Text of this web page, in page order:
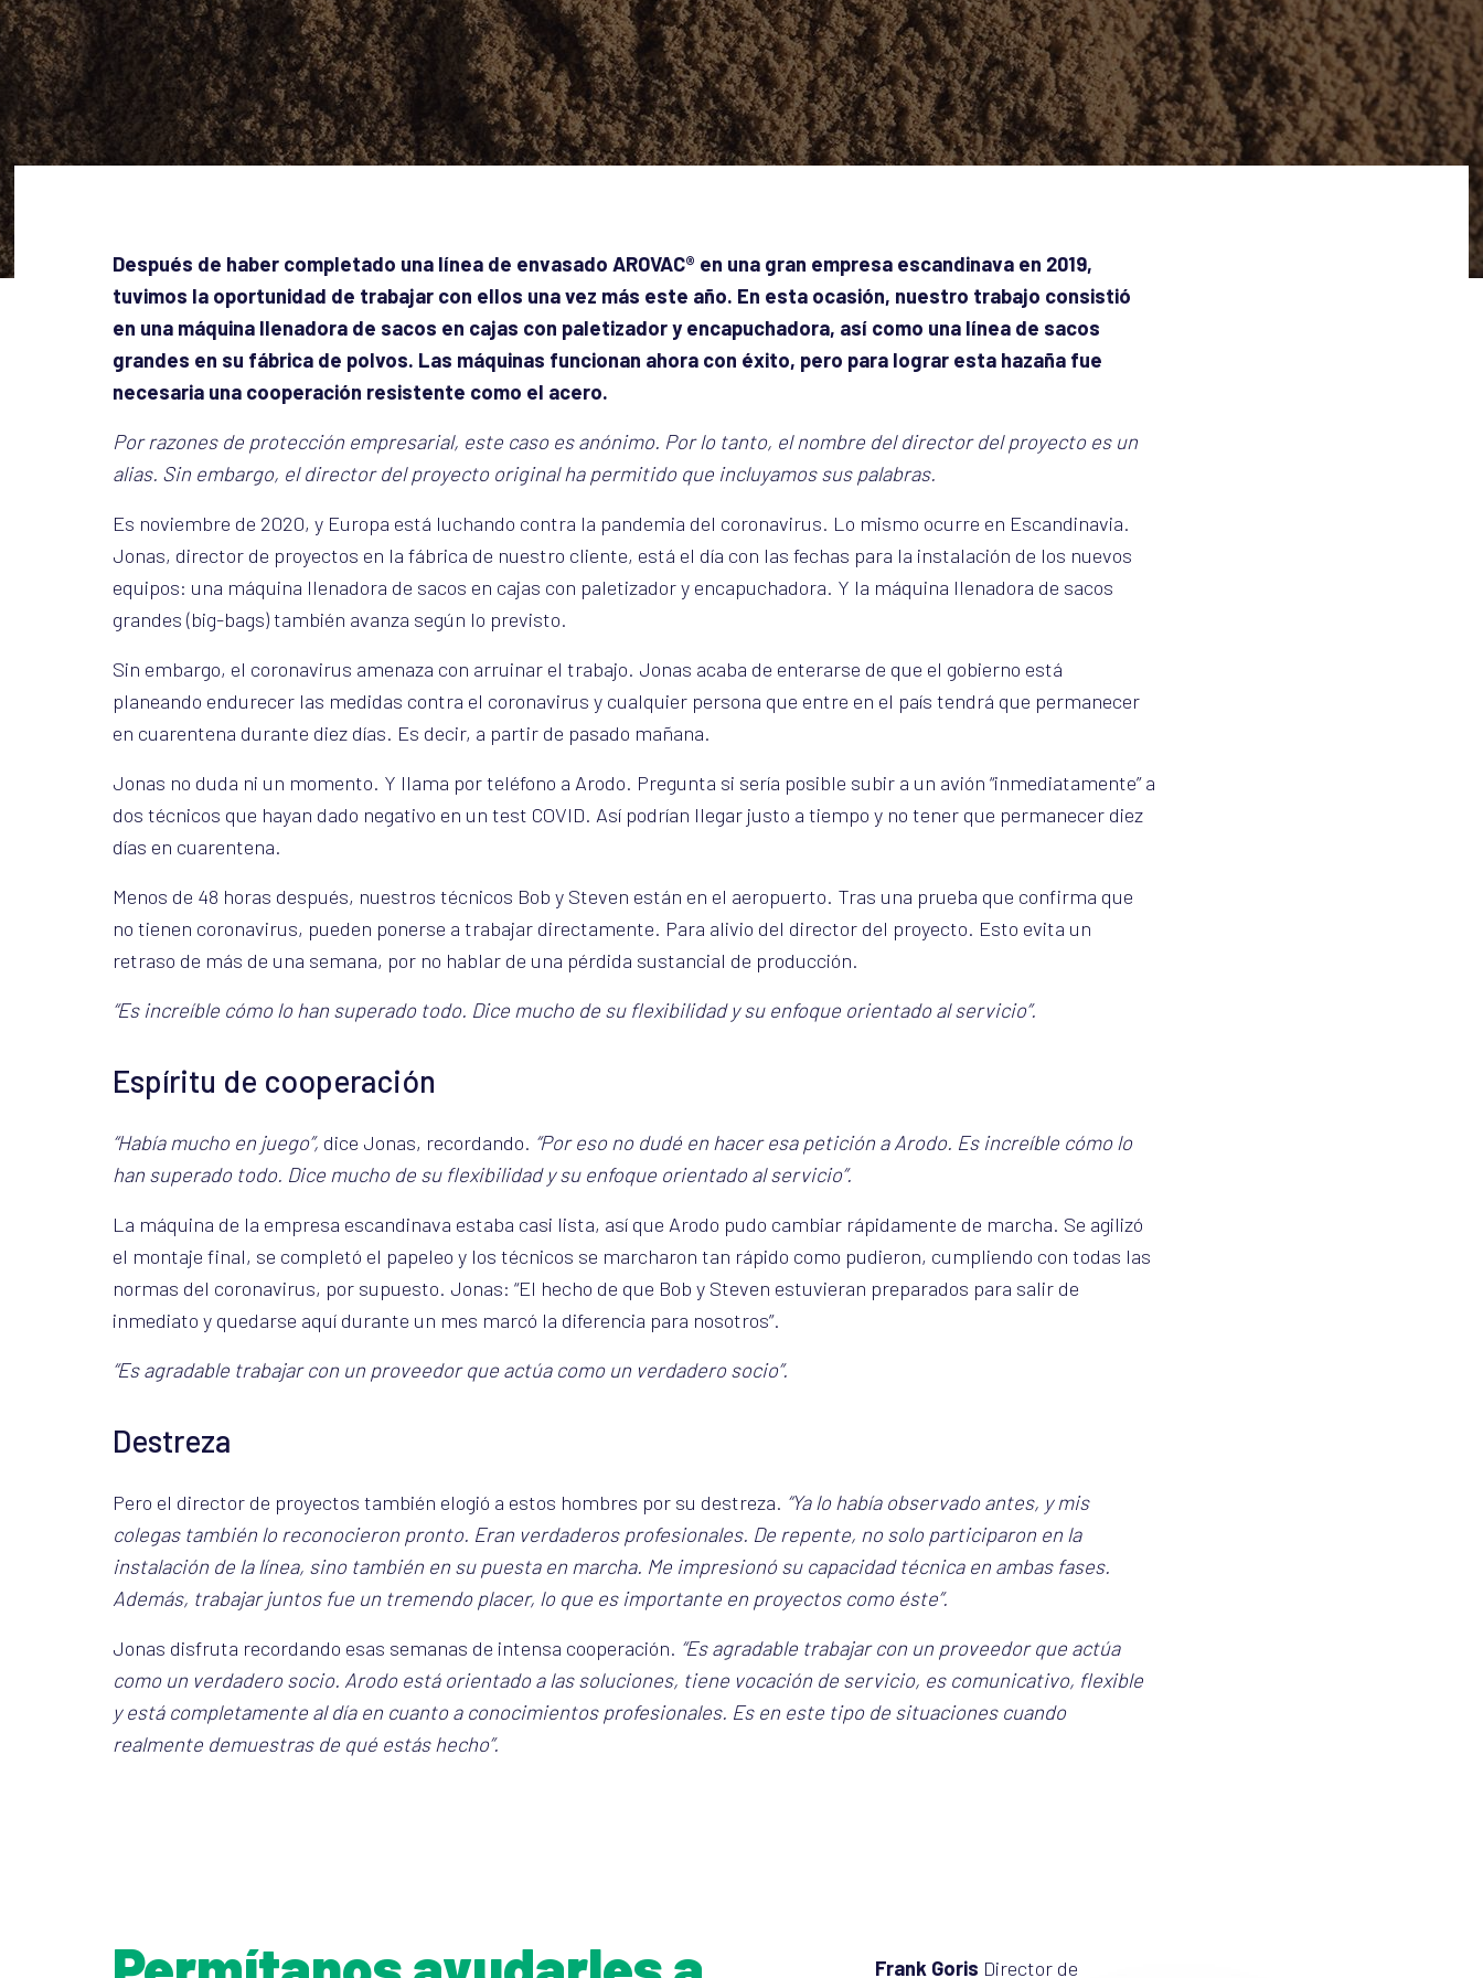
Después de haber completado una línea de envasado AROVAC® en una gran empresa escandinava en 2019,
tuvimos la oportunidad de trabajar con ellos una vez más este año. En esta ocasión, nuestro trabajo consistió
en una máquina llenadora de sacos en cajas con paletizador y encapuchadora, así como una línea de sacos
grandes en su fábrica de polvos. Las máquinas funcionan ahora con éxito, pero para lograr esta hazaña fue
necesaria una cooperación resistente como el acero.
Por razones de protección empresarial, este caso es anónimo. Por lo tanto, el nombre del director del proyecto es un
alias. Sin embargo, el director del proyecto original ha permitido que incluyamos sus palabras.
Es noviembre de 2020, y Europa está luchando contra la pandemia del coronavirus. Lo mismo ocurre en Escandinavia.
Jonas, director de proyectos en la fábrica de nuestro cliente, está el día con las fechas para la instalación de los nuevos
equipos: una máquina llenadora de sacos en cajas con paletizador y encapuchadora. Y la máquina llenadora de sacos
grandes (big-bags) también avanza según lo previsto.
Sin embargo, el coronavirus amenaza con arruinar el trabajo. Jonas acaba de enterarse de que el gobierno está
planeando endurecer las medidas contra el coronavirus y cualquier persona que entre en el país tendrá que permanecer
en cuarentena durante diez días. Es decir, a partir de pasado mañana.
Jonas no duda ni un momento. Y llama por teléfono a Arodo. Pregunta si sería posible subir a un avión “inmediatamente” a
dos técnicos que hayan dado negativo en un test COVID. Así podrían llegar justo a tiempo y no tener que permanecer diez
días en cuarentena.
Menos de 48 horas después, nuestros técnicos Bob y Steven están en el aeropuerto. Tras una prueba que confirma que
no tienen coronavirus, pueden ponerse a trabajar directamente. Para alivio del director del proyecto. Esto evita un
retraso de más de una semana, por no hablar de una pérdida sustancial de producción.
“Es increíble cómo lo han superado todo. Dice mucho de su flexibilidad y su enfoque orientado al servicio”.
Espíritu de cooperación
“Había mucho en juego”, dice Jonas, recordando. “Por eso no dudé en hacer esa petición a Arodo. Es increíble cómo lo
han superado todo. Dice mucho de su flexibilidad y su enfoque orientado al servicio”.
La máquina de la empresa escandinava estaba casi lista, así que Arodo pudo cambiar rápidamente de marcha. Se agilizó
el montaje final, se completó el papeleo y los técnicos se marcharon tan rápido como pudieron, cumpliendo con todas las
normas del coronavirus, por supuesto. Jonas: “El hecho de que Bob y Steven estuvieran preparados para salir de
inmediato y quedarse aquí durante un mes marcó la diferencia para nosotros”.
“Es agradable trabajar con un proveedor que actúa como un verdadero socio”.
Destreza
Pero el director de proyectos también elogió a estos hombres por su destreza. “Ya lo había observado antes, y mis
colegas también lo reconocieron pronto. Eran verdaderos profesionales. De repente, no solo participaron en la
instalación de la línea, sino también en su puesta en marcha. Me impresionó su capacidad técnica en ambas fases.
Además, trabajar juntos fue un tremendo placer, lo que es importante en proyectos como éste”.
Jonas disfruta recordando esas semanas de intensa cooperación. “Es agradable trabajar con un proveedor que actúa
como un verdadero socio. Arodo está orientado a las soluciones, tiene vocación de servicio, es comunicativo, flexible
y está completamente al día en cuanto a conocimientos profesionales. Es en este tipo de situaciones cuando
realmente demuestras de qué estás hecho”.
Frank Goris Director de